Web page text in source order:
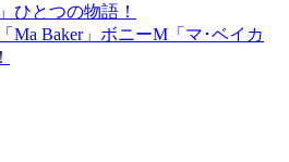
ひとつの物語！
Ma Baker」ボニーM「マ･ベイカ